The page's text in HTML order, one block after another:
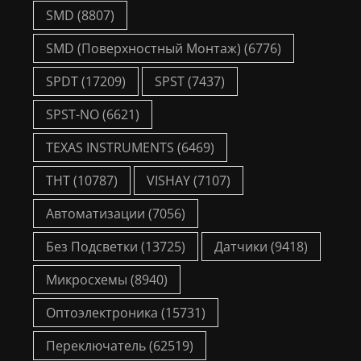
SMD (8807)
SMD (Поверхностный Монтаж) (6776)
SPDT(17209) SPST(7437)
SPST-NO(6621)
TEXAS INSTRUMENTS (6469)
THT(10787) VISHAY(7107)
Автоматизации (7056)
Без Подсветки (13725) Датчики (9418)
Микросхемы (8940)
Оптоэлектроника (15731)
Переключатель(62519)